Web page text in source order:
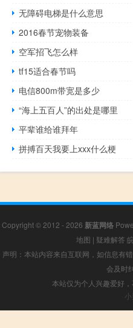
无障碍电梯是什么意思
2016春节宠物装备
空军招飞怎么样
tf15适合春节吗
电信800m带宽是多少
“海上五百人”的出处是哪里
平辈谁给谁拜年
拼搏百天我要上xxx什么梗
Copyright © 2012 - 2026 新蓝网络
地图 | 疑难解答
声明：本站内容来自互联网，如信息有
会及时
本站仅为个人兴趣爱好